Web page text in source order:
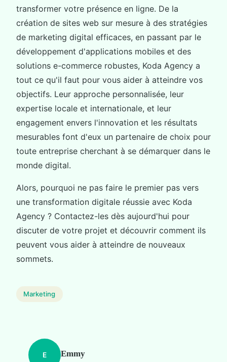
transformer votre présence en ligne. De la
création de sites web sur mesure à des stratégies
de marketing digital efficaces, en passant par le
développement d'applications mobiles et des
solutions e-commerce robustes, Koda Agency a
tout ce qu'il faut pour vous aider à atteindre vos
objectifs. Leur approche personnalisée, leur
expertise locale et internationale, et leur
engagement envers l'innovation et les résultats
mesurables font d'eux un partenaire de choix pour
toute entreprise cherchant à se démarquer dans le
monde digital.
Alors, pourquoi ne pas faire le premier pas vers
une transformation digitale réussie avec Koda
Agency ? Contactez-les dès aujourd'hui pour
discuter de votre projet et découvrir comment ils
peuvent vous aider à atteindre de nouveaux
sommets.
Marketing
E Emmy